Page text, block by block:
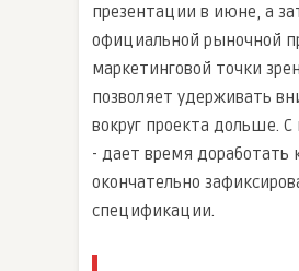
презентации в июне, а
официальной рыночной
маркетинговой точки
позволяет удерживать
вокруг проекта дольше. С
- дает время доработать
окончательно
спецификации.